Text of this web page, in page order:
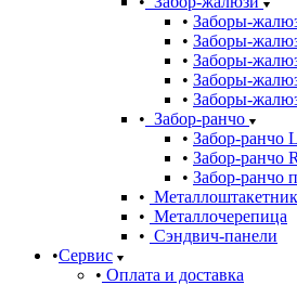
Заборы-
Заборы-
Заборы-
Заборы-
Заборы-
Забор-ранчо
Забор-ранчо
Забор-ранчо
Забор-ранчо
Металлоштакетник
Металлочерепица
Сэндвич-панели
Сервис
Оплата и доставка